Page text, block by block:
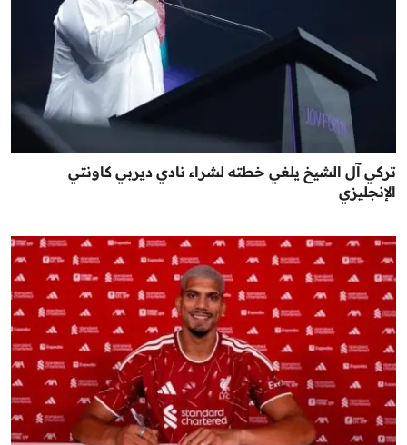
تركي آل الشيخ يلغي خطته لشراء نادي ديربي كاونتي
الإنجليزي